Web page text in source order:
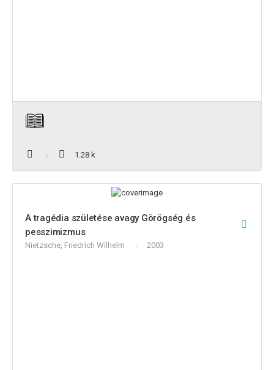
1.28 k
A tragédia születése avagy Görögség és
pesszimizmus
Nietzsche, Friedrich Wilhelm 2003